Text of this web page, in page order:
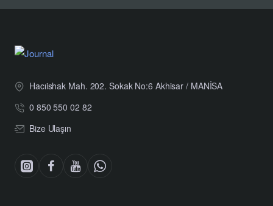
Hacıishak Mah. 202. Sokak No:6 Akhisar / MANİSA
0 850 550 02 82
Bize Ulaşın